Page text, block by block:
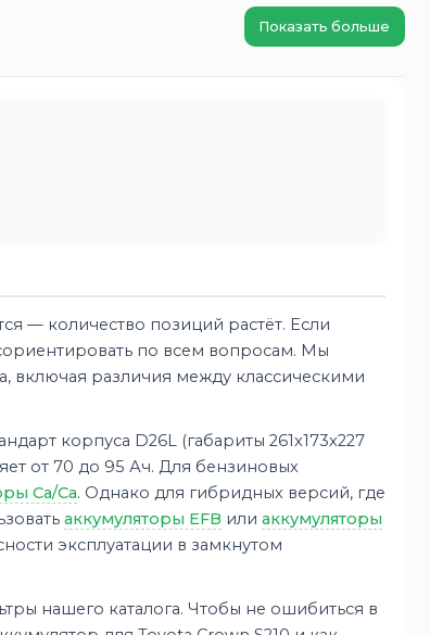
Показать больше
— количество позиций растёт. Если
по всем вопросам. Мы
включая различия между классическими
корпуса D26L (габариты 261x173x227
от 70 до 95 Ач. Для бензиновых
Ca/Ca. Однако для гибридных версий, где
аккумуляторы EFB или аккумуляторы
эксплуатации в замкнутом
нашего каталога. Чтобы не ошибиться в